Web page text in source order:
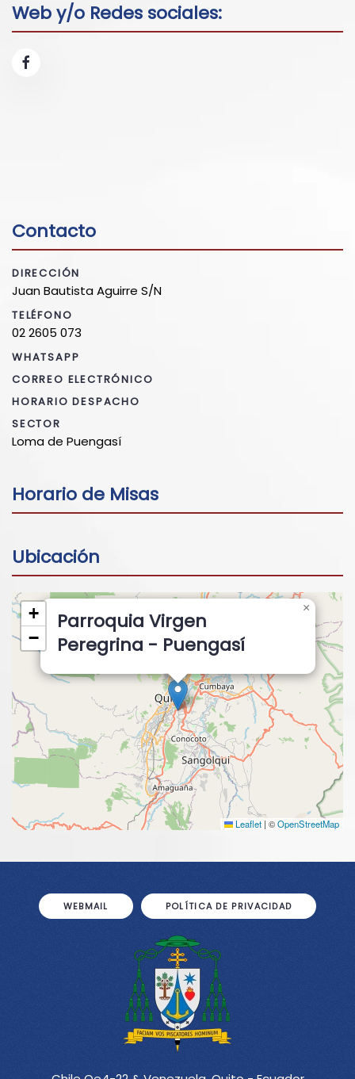
Web y/o Redes sociales:
Contacto
DIRECCIÓN
Juan Bautista Aguirre S/N
TELÉFONO
02 2605 073
WHATSAPP
CORREO ELECTRÓNICO
HORARIO DESPACHO
SECTOR
Loma de Puengasí
Horario de Misas
Ubicación
Parroquia Virgen
Peregrina - Puengasí
×
+
−
Leaflet | ©OpenStreetMap
WEBMAIL POLÍTICA DE PRIVACIDAD